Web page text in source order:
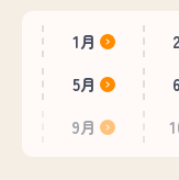
1月
5月
9月